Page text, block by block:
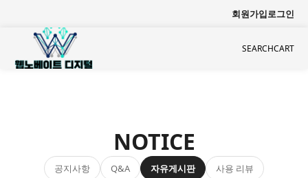
회원가입로그인
SEARCHCART
NOTICE
공지사항 Q&A 자유게시판 사용 리뷰